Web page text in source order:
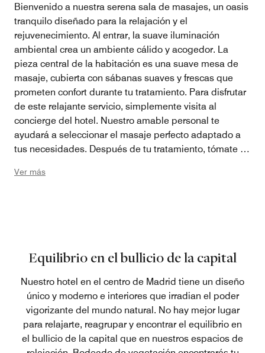
Bienvenido a nuestra serena sala de masajes, un oasis
tranquilo diseñado para la relajación y el
rejuvenecimiento. Al entrar, la suave iluminación
ambiental crea un ambiente cálido y acogedor. La
pieza central de la habitación es una suave mesa de
masaje, cubierta con sábanas suaves y frescas que
prometen confort durante tu tratamiento. Para disfrutar
de este relajante servicio, simplemente visita al
concierge del hotel. Nuestro amable personal te
ayudará a seleccionar el masaje perfecto adaptado a
tus necesidades. Después de tu tratamiento, tómate un
regresar a tu día. Nuestra sala de masajes no es solo
Ver más
Equilibrio en el bullicio de la capital
Nuestro hotel en el centro de Madrid tiene un diseño
único y moderno e interiores que irradian el poder
vigorizante del mundo natural. No hay mejor lugar
para relajarte, reagrupar y encontrar el equilibrio en
el bullicio de la capital que en nuestros espacios de